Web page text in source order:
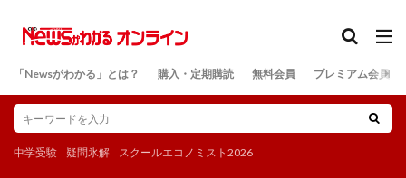
「Newsがわかる」とは？ 購入・定期購読 無料会員 プレミアム会員
中学受験 疑問氷解 スクールエコノミスト2026
検索